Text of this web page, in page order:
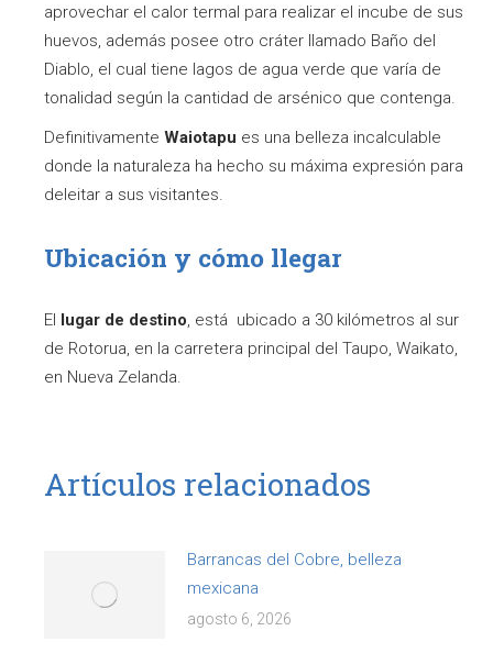
aprovechar el calor termal para realizar el incube de sus
huevos, además posee otro cráter llamado Baño del
Diablo, el cual tiene lagos de agua verde que varía de
tonalidad según la cantidad de arsénico que contenga.
Definitivamente Waiotapu es una belleza incalculable
donde la naturaleza ha hecho su máxima expresión para
deleitar a sus visitantes.
Ubicación y cómo llegar
El lugar de destino , está ubicado a 30 kilómetros al sur
de Rotorua, en la carretera principal del Taupo, Waikato,
en Nueva Zelanda.
Artículos relacionados
Barrancas del Cobre, belleza
mexicana
agosto 6, 2026